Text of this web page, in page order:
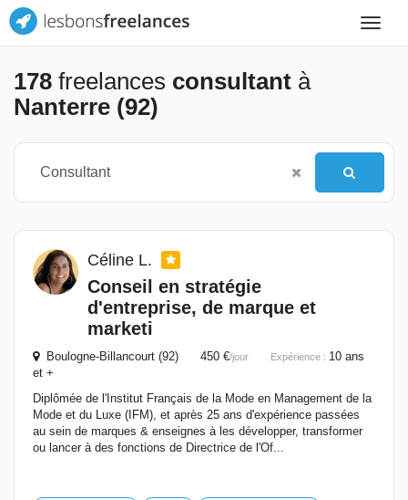
Toggle
178 freelances consultant à
Nanterre (92)
Céline L.
Conseil en stratégie
d'entreprise, de marque et
marketi
Boulogne-Billancourt (92) 450 €/jour Expérience : 10 ans
et +
Diplômée de l'Institut Français de la Mode en Management de la
Mode et du Luxe (IFM), et après 25 ans d'expérience passées
au sein de marques & enseignes à les développer, transformer
ou lancer à des fonctions de Directrice de l'Of...